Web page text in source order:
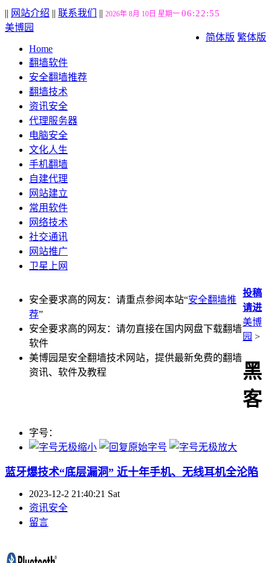
|| 网站介绍 || 联系我们 || 2026年 8月 10日 星期一 06:22:56
简体版 繁体版
美博园
Home
翻墙软件
安全翻墙推荐
翻墙技术
资讯安全
代理服务器
电脑安全
文化人生
手机翻墙
自建代理
网站建立
常用软件
网络技术
社交通讯
网站推广
卫星上网
安全要求高的网友：请重点参阅本站“安全翻墙推
荐”
安全要求高的网友：请勿直接在国内网盘下载翻墙
软件
美博园是安全翻墙技术网站，提供最新免费的翻墙
资讯、软件及教程
投稿
请进
美博
园 >
黑
客
字号：
蓝牙爆技术“底层漏洞” 近十年手机、无线耳机全沦陷
2023-12-2 21:40:21 Sat
资讯安全
留言